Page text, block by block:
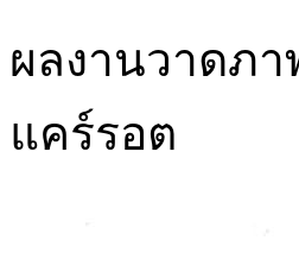
ผลงานวาดภ
แคร์รอต